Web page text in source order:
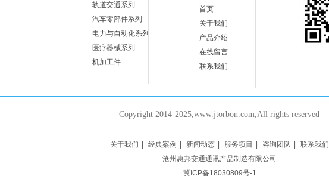
轨道交通系列
汽车零部件系列
电力与自动化系列
医疗器械系列
机加工件
首页
关于我们
产品介绍
在线留言
联系我们
Copyright 2014-2025,www.jtorbon.com,All rights reserved
关于我们 经典案例 新闻动态 服务项目 咨询团队
联系我们
沧州惠邦交通通讯产品制造有限公司
冀ICP备18030809号-1